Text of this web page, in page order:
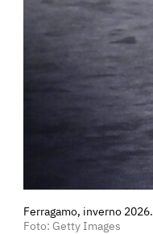
Ferragamo, inverno 2026.
Foto: Getty Images